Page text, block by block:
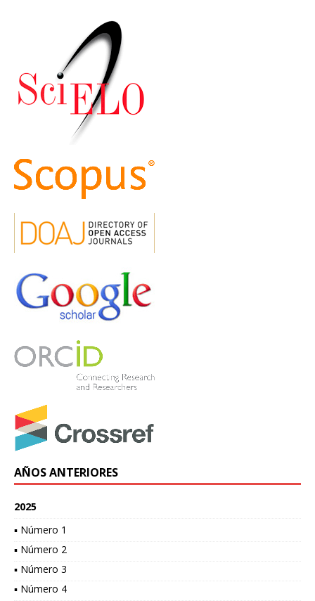
AÑOS ANTERIORES
2025
▪ Número 1
▪ Número 2
▪ Número 3
▪ Número 4